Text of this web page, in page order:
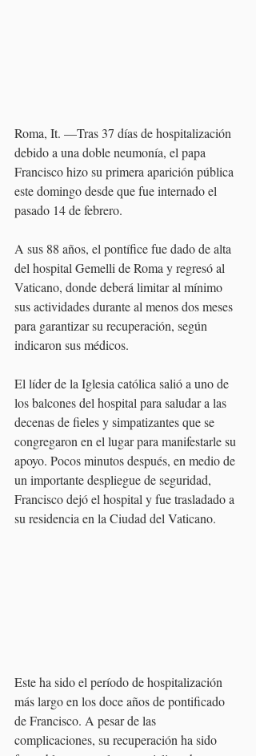
Roma, It. —Tras 37 días de hospitalización
debido a una doble neumonía, el papa
Francisco hizo su primera aparición pública
este domingo desde que fue internado el
pasado 14 de febrero.
A sus 88 años, el pontífice fue dado de alta
del hospital Gemelli de Roma y regresó al
Vaticano, donde deberá limitar al mínimo
sus actividades durante al menos dos meses
para garantizar su recuperación, según
indicaron sus médicos.
El líder de la Iglesia católica salió a uno de
los balcones del hospital para saludar a las
decenas de fieles y simpatizantes que se
congregaron en el lugar para manifestarle su
apoyo. Pocos minutos después, en medio de
un importante despliegue de seguridad,
Francisco dejó el hospital y fue trasladado a
su residencia en la Ciudad del Vaticano.
Este ha sido el período de hospitalización
más largo en los doce años de pontificado
de Francisco. A pesar de las
complicaciones, su recuperación ha sido